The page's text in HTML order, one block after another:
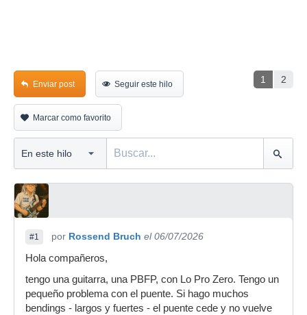
1 2
Enviar post Seguir este hilo
Marcar como favorito
#1 por Rossend Bruch el 06/07/2026
Hola compañeros,
tengo una guitarra, una PBFP, con Lo Pro Zero. Tengo un
pequeño problema con el puente. Si hago muchos
bendings - largos y fuertes - el puente cede y no vuelve